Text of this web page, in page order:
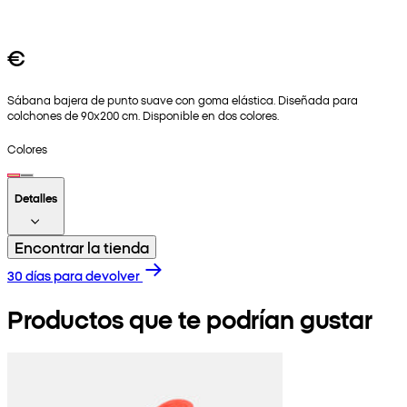
€
Sábana bajera de punto suave con goma elástica. Diseñada para
colchones de 90x200 cm. Disponible en dos colores.
Colores
Detalles
Encontrar la tienda
30 días para devolver
Productos que te podrían gustar